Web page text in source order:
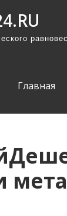
Главная